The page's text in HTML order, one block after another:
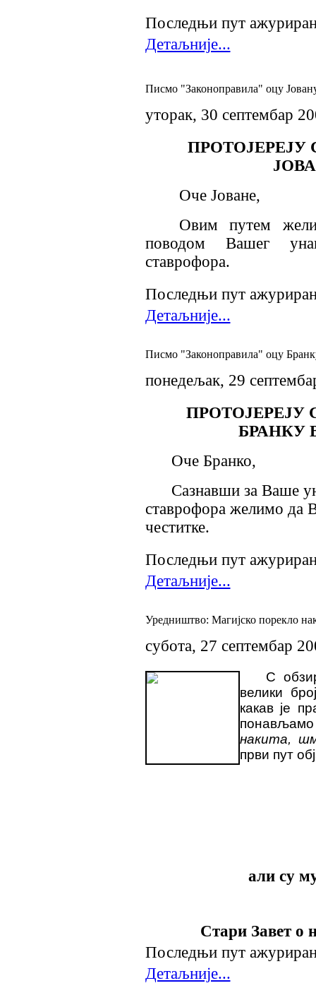
Последњи пут
Детаљније...
Писмо "Законоправила" оцу
уторак, 30 септембар
Оче Јоване,
Овим путем
поводом Вашег
ставрофора.
Последњи пут
Детаљније...
Писмо "Законоправила" оцу
понедељак, 29
БРАНКУ
Оче Бранко,
Сазнавши за Ваше
ставрофора желимо да
честитке.
Последњи пут
Детаљније...
Уредништво: Магијско порекло
субота, 27 септембар
С
велики
какав је
накита,
први пут
али су
Стари Завет о
Последњи пут
Детаљније...